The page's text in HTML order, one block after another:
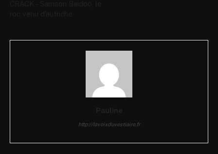
http://lavoixduvestiaire.fr